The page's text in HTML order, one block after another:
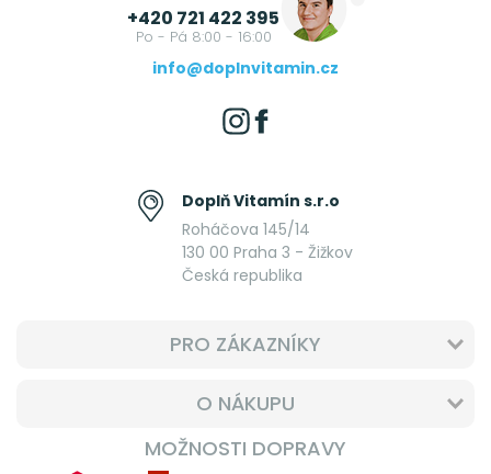
+420 721 422 395
Po - Pá 8:00 - 16:00
info@doplnvitamin.cz
Doplň Vitamín s.r.o
Roháčova 145/14
130 00 Praha 3 - Žižkov
Česká republika
PRO ZÁKAZNÍKY
O NÁKUPU
MOŽNOSTI DOPRAVY